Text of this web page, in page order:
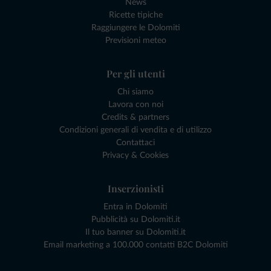
News
Ricette tipiche
Raggiungere le Dolomiti
Previsioni meteo
Per gli utenti
Chi siamo
Lavora con noi
Credits & partners
Condizioni generali di vendita e di utilizzo
Contattaci
Privacy & Cookies
Inserzionisti
Entra in Dolomiti
Pubblicità su Dolomiti.it
Il tuo banner su Dolomiti.it
Email marketing a 100.000 contatti B2C Dolomiti